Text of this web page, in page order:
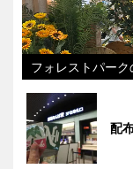
フォレストパーク
配